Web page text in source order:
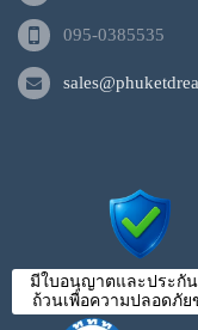
095-0385535
มีใบอนุญาตและประกั
ถ้วนเพื่อความปลอดภั